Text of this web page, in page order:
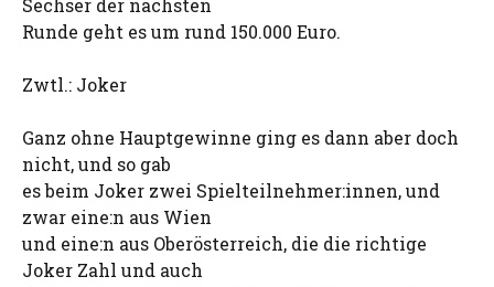
Sechser der nächsten
Runde geht es um rund 150.000 Euro.
Zwtl.: Joker
Ganz ohne Hauptgewinne ging es dann aber doch
nicht, und so gab
es beim Joker zwei Spielteilnehmer:innen, und
zwar eine:n aus Wien
und eine:n aus Oberösterreich, die die richtige
Joker Zahl und auch